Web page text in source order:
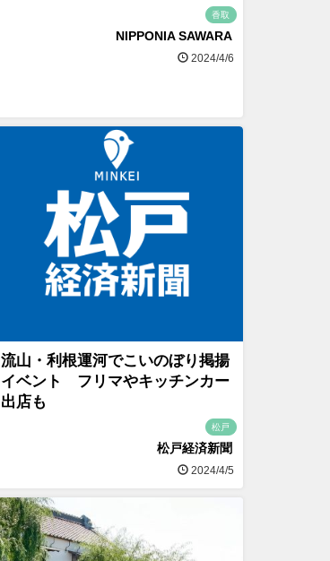
香取
NIPPONIA SAWARA
2024/4/6
流山・利根運河でこいのぼり掲揚
イベント フリマやキッチンカー
出店も
松戸
松戸経済新聞
2024/4/5